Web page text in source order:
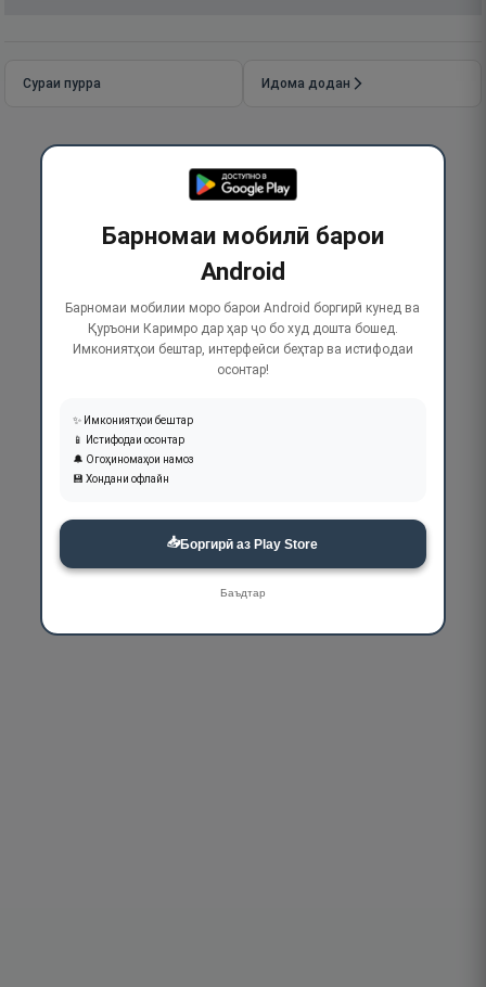
Сураи пурра Идома додан
Барномаи мобилӣ барои
Android
Барномаи мобилии моро барои Android боргирӣ кунед ва
Қуръони Каримро дар ҳар ҷо бо худ дошта бошед.
Имкониятҳои бештар, интерфейси беҳтар ва истифодаи
осонтар!
✨ Имкониятҳои бештар
📱 Истифодаи осонтар
🔔 Огоҳиномаҳои намоз
💾 Хондани офлайн
📥Боргирӣ аз Play Store
Баъдтар